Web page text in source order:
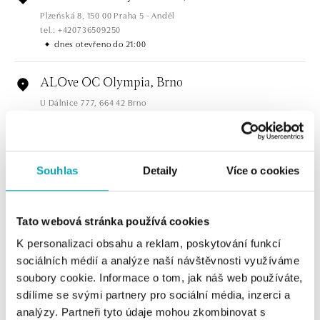
Souhlas Detaily Více o cookies
Tato webová stránka používá cookies
K personalizaci obsahu a reklam, poskytování funkcí
sociálních médií a analýze naší návštěvnosti využíváme
soubory cookie. Informace o tom, jak náš web používáte,
sdílíme se svými partnery pro sociální média, inzerci a
analýzy. Partneři tyto údaje mohou zkombinovat s
Plzeňská 8, 150 00 Praha 5 - Anděl
tel.: +420736509250
dnes otevřeno do 21:00
ALOve OC Olympia, Brno
U Dálnice 777, 664 42 Brno
ALOve Westfield Černý most, Praha 9
Chlumecká 765/6, 198 19 Praha 9
dnes otevřeno do 21:00
ALOve Westfield, Praha 4 - Chodov
Roztylská 2321/19, 148 00 Praha 4 - Chodov
tel.: +420730524389
dnes otevřeno do 21:00